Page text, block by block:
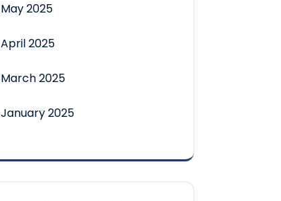
May 2025
April 2025
March 2025
January 2025